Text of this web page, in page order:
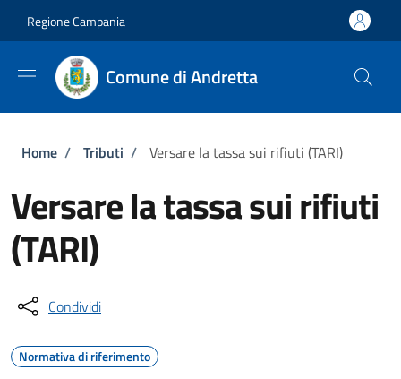
Regione Campania
Comune di Andretta
Briciole di pane
Home / Tributi / Versare la tassa sui rifiuti (TARI)
Versare la tassa sui rifiuti
(TARI)
Condividi
Normativa di riferimento